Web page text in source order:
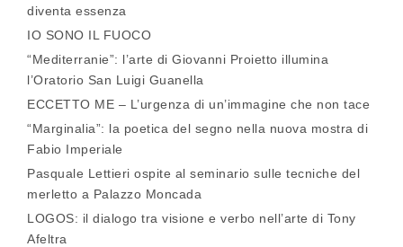
diventa essenza
IO SONO IL FUOCO
“Mediterranie”: l’arte di Giovanni Proietto illumina
l’Oratorio San Luigi Guanella
ECCETTO ME – L’urgenza di un’immagine che non tace
“Marginalia”: la poetica del segno nella nuova mostra di
Fabio Imperiale
Pasquale Lettieri ospite al seminario sulle tecniche del
merletto a Palazzo Moncada
LOGOS: il dialogo tra visione e verbo nell’arte di Tony
Afeltra